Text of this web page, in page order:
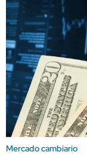
Mercado cambiario